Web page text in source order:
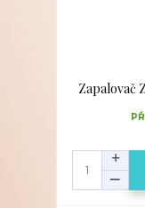
Zapalovač